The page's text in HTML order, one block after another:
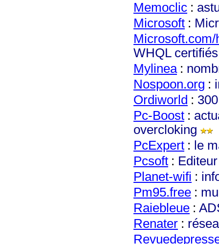
Memoclic :
Microsoft :
WHQL certifiés
My linea :
Nospoon.org :
Ordiworld :
Pc-Boost :
overcloking
PcExpert : le
Pcsoft :
Planet-wifi :
Pm95.free :
Raiebleue :
Renater :
Rev